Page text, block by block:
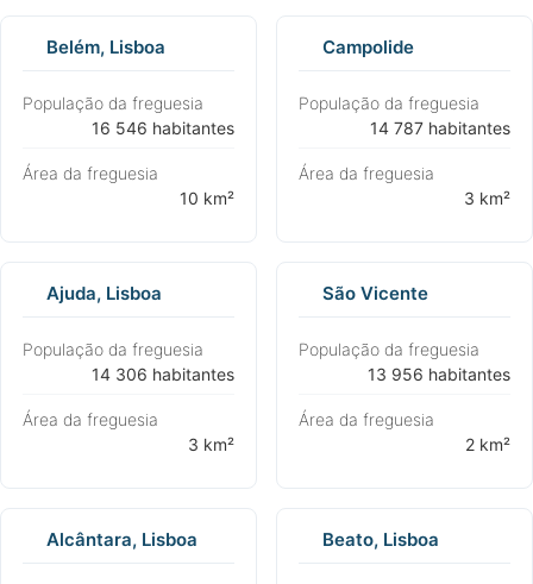
Belém, Lisboa
População da freguesia
⁨16 546 habitantes⁩
Área da freguesia
⁨10 km²⁩
Campolide
População da freguesia
⁨14 787 habitantes⁩
Área da freguesia
⁨3 km²⁩
Ajuda, Lisboa
População da freguesia
⁨14 306 habitantes⁩
Área da freguesia
⁨3 km²⁩
São Vicente
População da freguesia
⁨13 956 habitantes⁩
Área da freguesia
⁨2 km²⁩
Alcântara, Lisboa Beato, Lisboa